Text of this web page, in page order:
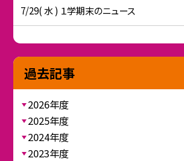
7/29( 水 ) １学期末のニュース
過去記事
2026年度
2025年度
2024年度
2023年度